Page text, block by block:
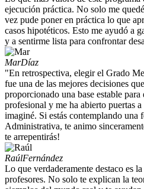
ejecución práctica. No solo me
vez pude poner en práctica lo que
casos hipotéticos. Esto me ayudó a
y a sentirme lista para confrontar
MarDíaz
"En retrospectiva, elegir el Grado
fue una de las mejores decisiones
proporcionado una base estable
profesional y me ha abierto puertas
imaginé. Si estás contemplando una
Administrativa, te animo
te arrepentirás!
RaúlFernández
Lo que verdaderamente destaco es
profesores. No solo te explican la